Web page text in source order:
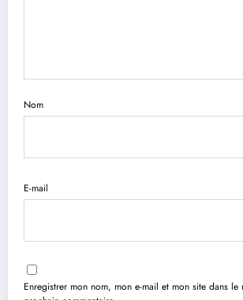
Nom
E-mail
Enregistrer mon nom, mon e-mail et mon site dans